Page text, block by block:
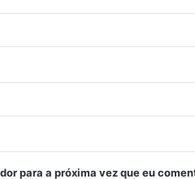
para a próxima vez que eu